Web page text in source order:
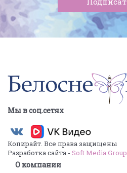
Мы в соц.сетях
Копирайт. Все права защищены
Разработка сайта - Soft Media Group
О компании